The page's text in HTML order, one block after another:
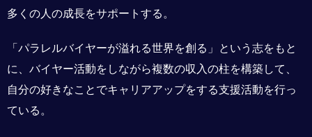
多くの人の成長をサポートする。
「パラレルバイヤーが溢れる世界を創る」という志をもと
に、バイヤー活動をしながら複数の収入の柱を構築して、
自分の好きなことでキャリアアップをする支援活動を行っ
ている。